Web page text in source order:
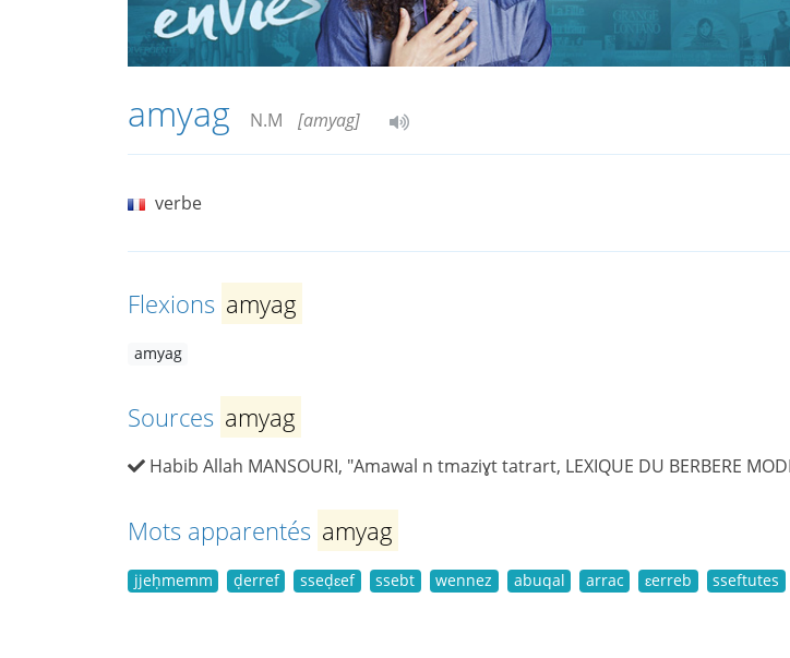
amyag N.M [amyag]
verbe
Flexions amyag
amyag
Sources amyag
Habib Allah MANSOURI, "Amawal n tmaziɣt tatrart, LEXIQUE DU BERBERE
Mots apparentés amyag
jjeḥmemm ḍerref sseḍɛef ssebt wennez abuqal arrac ɛerreb sseftutes